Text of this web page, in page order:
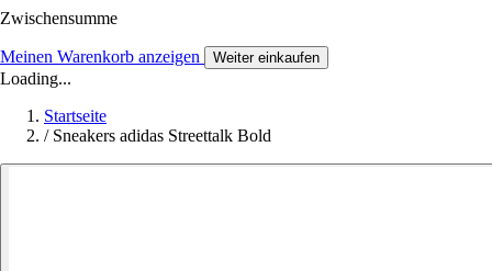
Zwischensumme
Meinen Warenkorb anzeigen Weiter einkaufen
Loading...
Startseite
/ Sneakers adidas Streettalk Bold